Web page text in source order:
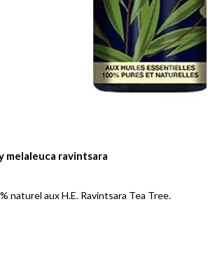
melaleuca ravintsara
naturel aux H.E. Ravintsara Tea Tree.